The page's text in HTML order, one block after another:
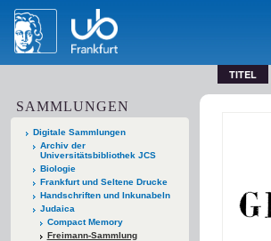
TITEL
SAMMLUNGEN
Digitale Sammlungen
Archiv der
Universitätsbibliothek JCS
Biologie
Frankfurt und Seltene Drucke
Handschriften und Inkunabeln
Judaica
Compact Memory
Freimann-Sammlung